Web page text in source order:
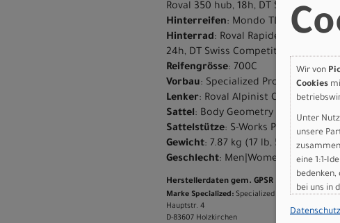
Roval 350 hub, 18h, DT Swiss Comp
Hinterreifen: Mondo TLR Endurance
Hinterrad: Roval Rapide CL III,
24h, DT Swiss Competition Race
Reifengrösse: 700C
Vorbau: Specialized Pro SL, alloy, 4-
Lenker: Roval Alpinist Carbon
Sattel: Body Geometry Power Pro
Sattelstütze: S-Works Pave
Gewicht: 7.87 kg (17 lb, 5.6 oz)
Geschlecht: Men|Women
Herstellerdaten gem. GPSR
Marke Specialized: Specialized Germany GmbH
Hauptstr. 4
D-83607 Holzkirchen
Wir von
Cookies
Unter
unsere
eine 1:1-
bei uns in